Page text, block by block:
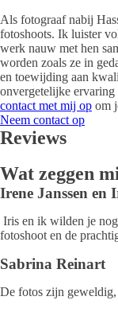
Als fotograaf nabij
fotoshoots. Ik luister
werk nauw met hen
worden zoals ze in
en toewijding aan
onvergetelijke
contact met mij op om
Neem contact op
Reviews
Wat zeggen
Irene Janssen en
Iris en ik wilden je
fotoshoot en de
Sabrina Reinart
De fotos zijn